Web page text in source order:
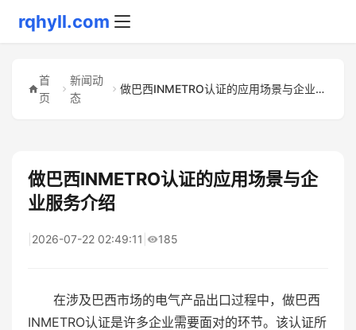
rqhyll.com
首
页
新闻动
态
做巴西INMETRO认证的应用场景与企业服务介绍
做巴西INMETRO认证的应用场景与企
业服务介绍
2026-07-22 02:49:11 185
在涉及巴西市场的电气产品出口过程中，做巴西
INMETRO认证是许多企业需要面对的环节。该认证所